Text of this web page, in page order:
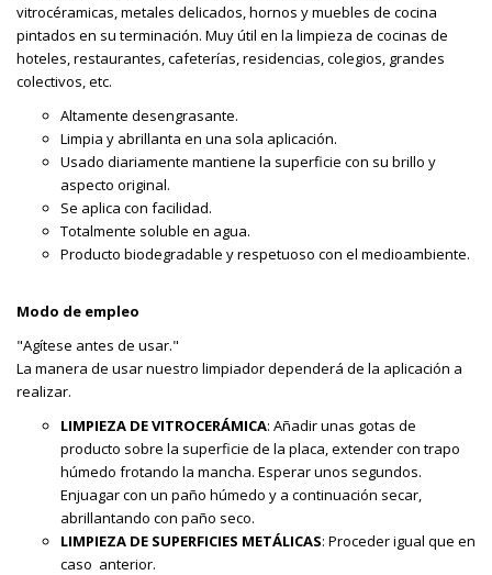
vitrocéramicas, metales delicados, hornos y muebles de cocina
pintados en su terminación. Muy útil en la limpieza de cocinas de
hoteles, restaurantes, cafeterías, residencias, colegios, grandes
colectivos, etc.
Altamente desengrasante.
Limpia y abrillanta en una sola aplicación.
Usado diariamente mantiene la superficie con su brillo y
aspecto original.
Se aplica con facilidad.
Totalmente soluble en agua.
Producto biodegradable y respetuoso con el medioambiente.
Modo de empleo
"Agítese antes de usar."
La manera de usar nuestro limpiador dependerá de la aplicación a
realizar.
LIMPIEZA DE VITROCERÁMICA: Añadir unas gotas de
producto sobre la superficie de la placa, extender con trapo
húmedo frotando la mancha. Esperar unos segundos.
Enjuagar con un paño húmedo y a continuación secar,
abrillantando con paño seco.
LIMPIEZA DE SUPERFICIES METÁLICAS: Proceder igual que en
caso anterior.